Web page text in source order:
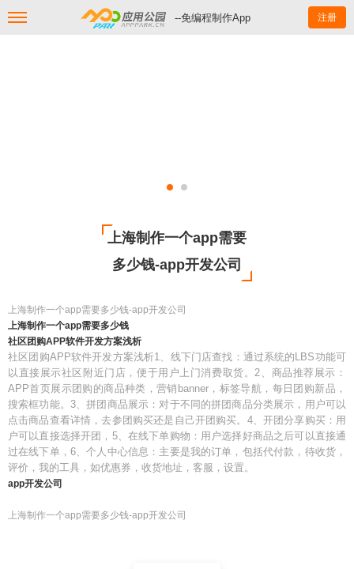
--免编程制作App 注册
上海制作一个app需要
多少钱-app开发公司
上海制作一个app需要多少钱-app开发公司
上海制作一个app需要多少钱
社区团购APP软件开发方案浅析
社区团购APP软件开发方案浅析1、线下门店查找：通过系统的LBS功能可
以直接展示社区附近门店，便于用户上门消费取货。2、商品推荐展示：
APP首页展示团购的商品种类，营销banner，标签导航，每日团购新品，
搜索框功能。3、拼团商品展示：对于不同的拼团商品分类展示，用户可以
点击商品查看详情，去参团购买还是自己开团购买。4、开团分享购买：用
户可以直接选择开团，5、在线下单购物：用户选择好商品之后可以直接通
过在线下单，6、个人中心信息：主要是我的订单，包括代付款，待收货，
评价，我的工具，如优惠券，收货地址，客服，设置。
app开发公司
上海制作一个app需要多少钱-app开发公司